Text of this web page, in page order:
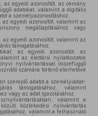
az egyedi azonosítót, az okmány
adatokat, valamint a digitális
a személyazonosításhoz,
az egyedi azonosítót, valamint az
megállapításához vagy
az egyedi azonosítót, valamint az
támogatásához,
az egyedi azonosítót, az
az élettársi nyilatkozatok
nyilvántartással összefüggő
számára történő elérhetővé
szereplő adatot a személyiadat-
támogatásához, valamint
vagy az adat igazolásához,
valamint a
közlekedési nyilvántartás
valamint a felhasználó